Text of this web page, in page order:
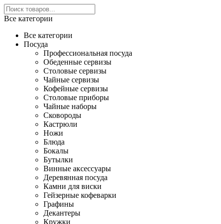
Все категории
Все категории
Посуда
Профессиональная посуда
Обеденные сервизы
Столовые сервизы
Чайные сервизы
Кофейные сервизы
Столовые приборы
Чайные наборы
Сковороды
Кастрюли
Ножи
Блюда
Бокалы
Бутылки
Винные аксессуары
Деревянная посуда
Камни для виски
Гейзерные кофеварки
Графины
Декантеры
Кружки